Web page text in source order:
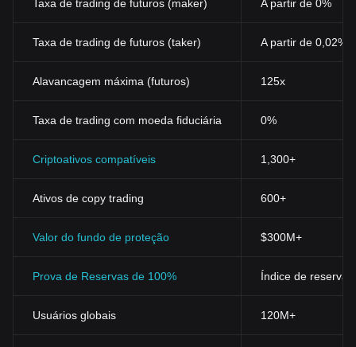
Taxa de trading de futuros (maker) A partir de 0%
Taxa de trading de futuros (taker) A partir de 0,02%
Alavancagem máxima (futuros) 125x
Taxa de trading com moeda fiduciária 0%
Criptoativos compatíveis 1,300+
Ativos de copy trading 600+
Valor do fundo de proteção $300M+
Prova de Reservas de 100% Índice de
Usuários globais 120M+